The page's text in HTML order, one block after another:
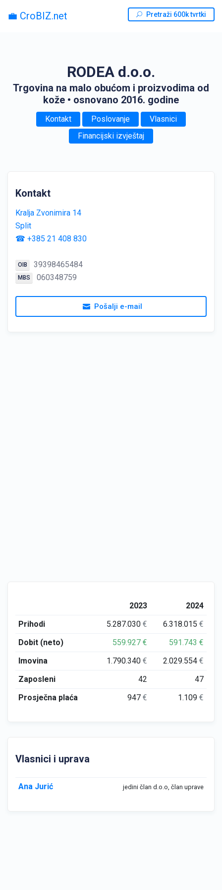
💼 CroBIZ.net Pretraži 600k tvrtki
RODEA d.o.o.
Trgovina na malo obućom i proizvodima od
kože • osnovano 2016. godine
Kontakt Poslovanje
Vlasnici
Financijski izvještaj
Kontakt
Kralja Zvonimira 14
Split
☎ +385 21 408 830
OIB 39398465484
MBS 060348759
Pošalji e-mail
2023
2024
Prihodi
5.287.030€ 6.318.015€
Dobit (neto)
559.927€ 591.743€
Imovina
1.790.340€ 2.029.554€
Zaposleni
42
47
Prosječna plaća
947€ 1.109€
Vlasnici i uprava
Ana Jurić jedini član d.o.o, član uprave